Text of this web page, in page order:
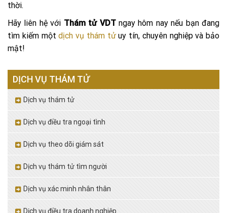
thời.
Hãy liên hệ với Thám tử VDTngay hôm nay nếu bạn đang
tìm kiếm mộtdịch vụ thám tửuy tín, chuyên nghiệp và bảo
mật!
DỊCH VỤ THÁM TỬ
Dịch vụ thám tử
Dịch vụ điều tra ngoại tình
Dịch vụ theo dõi giám sát
Dịch vụ thám tử tìm người
Dịch vụ xác minh nhân thân
Dịch vụ điều tra doanh nghiệp